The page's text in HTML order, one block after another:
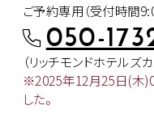
ご予約専用（受付時間
050-
（リッチモンドホテルズ
※2025年12月25日(木
した。